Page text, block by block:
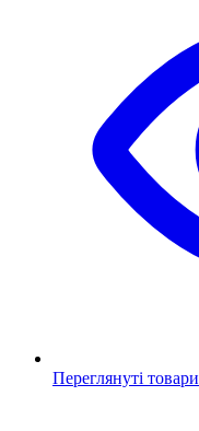
Переглянуті товари